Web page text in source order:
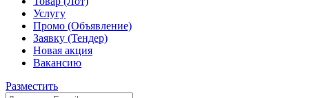
Услугу
Промо (Объявление)
Заявку (Тендер)
Новая акция
Вакансию
Разместить